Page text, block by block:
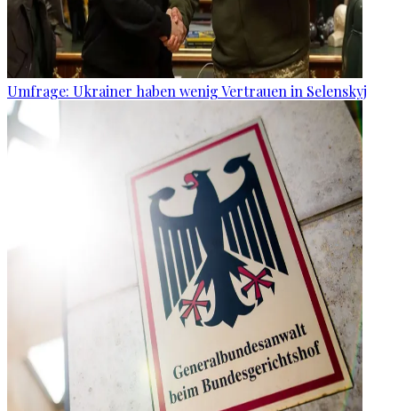
Umfrage: Ukrainer haben wenig Vertrauen in Selenskyj